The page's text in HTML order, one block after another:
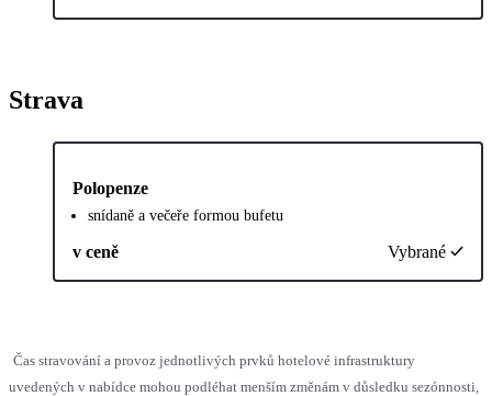
Strava
Polopenze
snídaně a večeře formou bufetu
v ceně Vybrané
Čas stravování a provoz jednotlivých prvků hotelové infrastruktury
uvedených v nabídce mohou podléhat menším změnám v důsledku sezónnosti,